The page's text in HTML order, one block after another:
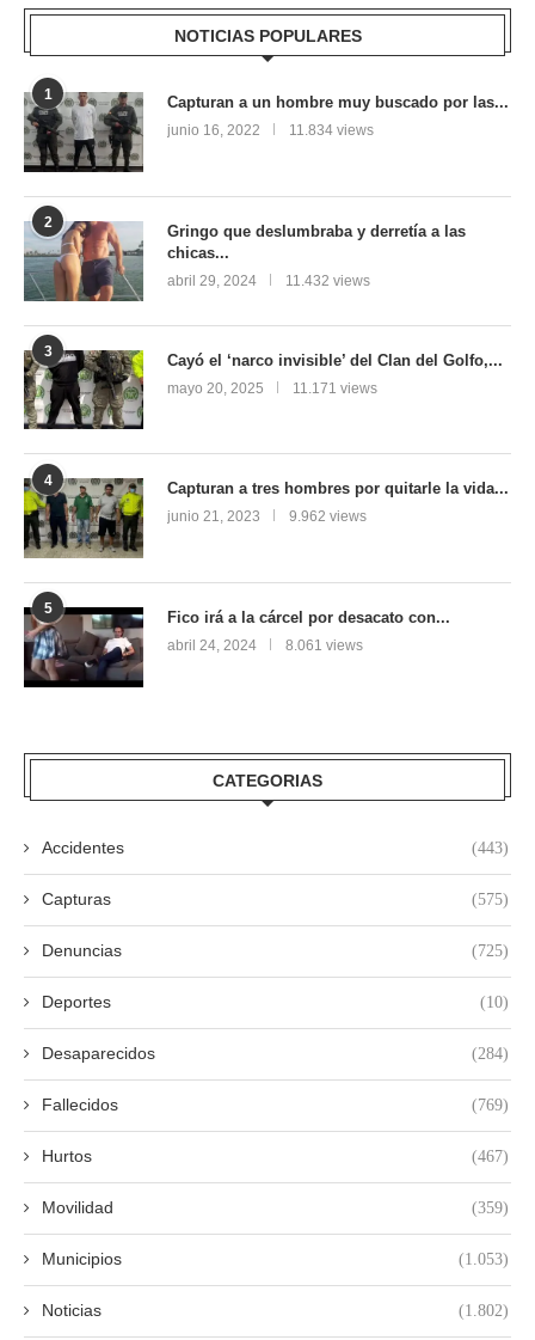
NOTICIAS POPULARES
1 Capturan a un hombre muy buscado por las...
junio 16, 2022 11.834 views
2
Gringo que deslumbraba y derretía a las
chicas...
abril 29, 2024 11.432 views
3 Cayó el ‘narco invisible’ del Clan del Golfo,...
mayo 20, 2025 11.171 views
4 Capturan a tres hombres por quitarle la vida...
junio 21, 2023 9.962 views
5 Fico irá a la cárcel por desacato con...
abril 24, 2024 8.061 views
CATEGORIAS
Accidentes (443)
Capturas (575)
Denuncias (725)
Deportes (10)
Desaparecidos (284)
Fallecidos (769)
Hurtos (467)
Movilidad (359)
Municipios (1.053)
Noticias (1.802)